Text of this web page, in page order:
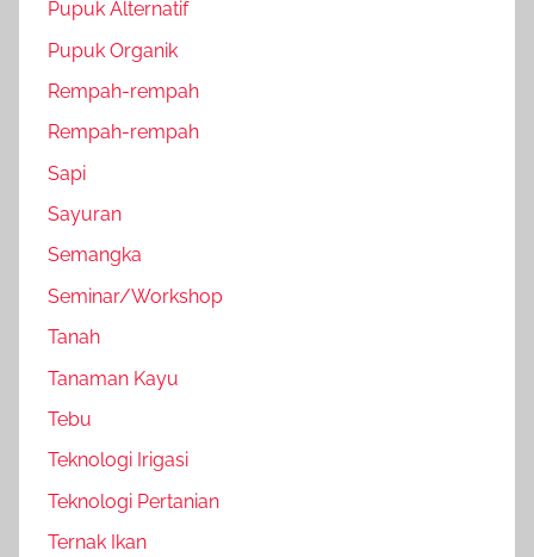
Pupuk Alternatif
Pupuk Organik
Rempah-rempah
Rempah-rempah
Sapi
Sayuran
Semangka
Seminar/Workshop
Tanah
Tanaman Kayu
Tebu
Teknologi Irigasi
Teknologi Pertanian
Ternak Ikan